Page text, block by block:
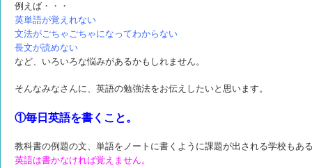
例えば・・・
英単語が覚えれない
文法がごちゃごちゃになってわからない
長文が読めない
など、いろいろな悩みがあるかもしれません。
そんなみなさんに、英語の勉強法をお伝えしたいと思います。
①毎日英語を書くこと。
教科書の例題の文、単語をノートに書くように課題が出される学校もあ
英語は書かなければ覚えません。